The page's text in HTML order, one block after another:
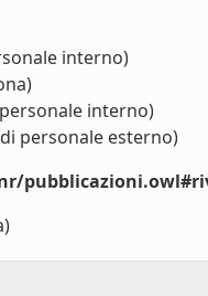
interno)
interno)
personale esterno)